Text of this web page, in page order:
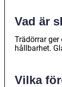
Vad är
Trädörrar
hållbarhet.
Vilka